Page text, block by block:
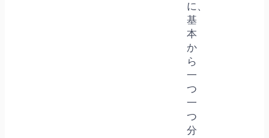
に、
基
本
か
ら
一
つ
一
つ
分